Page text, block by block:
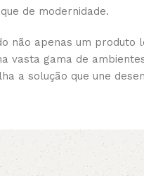
de modernidade.
não apenas um
gama de
a solução que une